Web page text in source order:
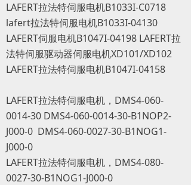
LAFERT拉法特伺服电机B1033I-C0718
lafert拉法特伺服电机B1033I-04130
LAFERT伺服电机B1047I-04198 LAFERT拉
法特伺服驱动器伺服电机XD101/XD102
LAFERT拉法特伺服电机B1047I-04158
LAFERT拉法特伺服电机，DMS4-060-
0014-30 DMS4-060-0014-30-B1NOP2-
J000-0 DMS4-060-0027-30-B1NOG1-
J000-0
LAFERT拉法特伺服电机，DMS4-080-
0027-30-B1NOG1-J000-0